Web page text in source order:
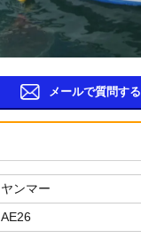
メールで質問する
ヤンマー
AE26